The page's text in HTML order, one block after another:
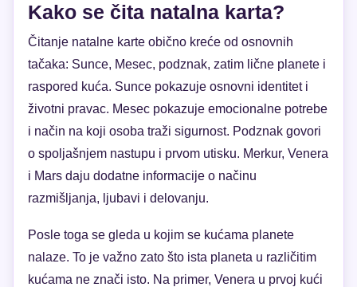
Kako se čita natalna karta?
Čitanje natalne karte obično kreće od osnovnih
tačaka: Sunce, Mesec, podznak, zatim lične planete i
raspored kuća. Sunce pokazuje osnovni identitet i
životni pravac. Mesec pokazuje emocionalne potrebe
i način na koji osoba traži sigurnost. Podznak govori
o spoljašnjem nastupu i prvom utisku. Merkur, Venera
i Mars daju dodatne informacije o načinu
razmišljanja, ljubavi i delovanju.
Posle toga se gleda u kojim se kućama planete
nalaze. To je važno zato što ista planeta u različitim
kućama ne znači isto. Na primer, Venera u prvoj kući